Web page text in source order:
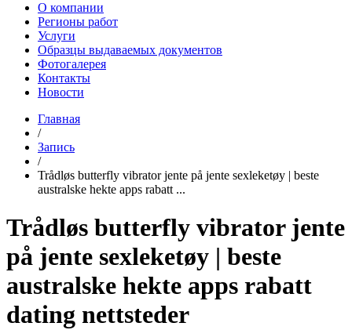
О компании
Регионы работ
Услуги
Образцы выдаваемых документов
Фотогалерея
Контакты
Новости
Главная
/
Запись
/
Trådløs butterfly vibrator jente på jente sexleketøy | beste
australske hekte apps rabatt ...
Trådløs butterfly vibrator jente
på jente sexleketøy | beste
australske hekte apps rabatt
dating nettsteder